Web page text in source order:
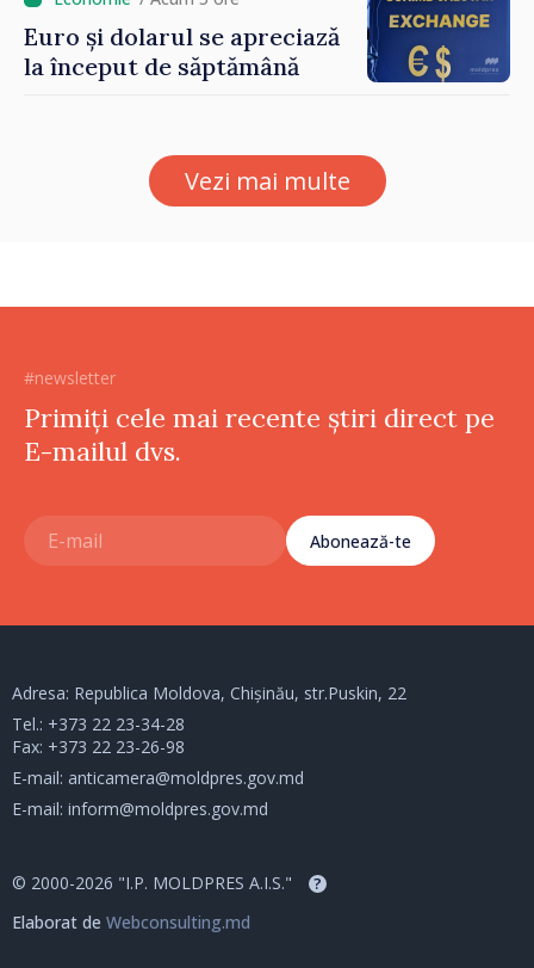
Euro și dolarul se apreciază
la început de săptămână
Vezi mai multe
#newsletter
Primiți cele mai recente știri direct pe
E-mailul dvs.
Abonează-te
Adresa: Republica Moldova, Chișinău, str.Puskin, 22
Tel.: +373 22 23-34-28
Fax: +373 22 23-26-98
E-mail: anticamera@moldpres.gov.md
E-mail: inform@moldpres.gov.md
© 2000-2026 "I.P. MOLDPRES A.I.S." ?
Elaborat de Webconsulting.md